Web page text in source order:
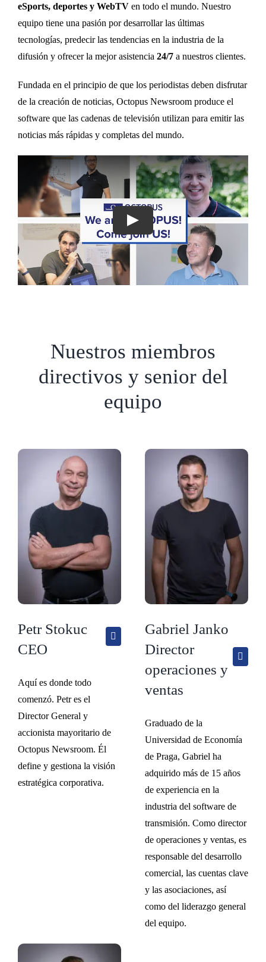
eSports, deportes y WebTV en todo el mundo. Nuestro
equipo tiene una pasión por desarrollar las últimas
tecnologías, predecir las tendencias en la industria de la
difusión y ofrecer la mejor asistencia 24/7 a nuestros clientes.
Fundada en el principio de que los periodistas deben disfrutar
de la creación de noticias, Octopus Newsroom produce el
software que las cadenas de televisión utilizan para emitir las
noticias más rápidas y completas del mundo.
Nuestros miembros
directivos y senior del
equipo
Petr Stokuc
CEO
Aquí es donde todo
comenzó. Petr es el
Director General y
accionista mayoritario de
Octopus Newsroom. Él
define y gestiona la visión
estratégica corporativa.
Gabriel Janko
Director
operaciones y
ventas
Graduado de la
Universidad de Economía
de Praga, Gabriel ha
adquirido más de 15 años
de experiencia en la
industria del software de
transmisión. Como director
de operaciones y ventas, es
responsable del desarrollo
comercial, las cuentas clave
y las asociaciones, así
como del liderazgo general
del equipo.